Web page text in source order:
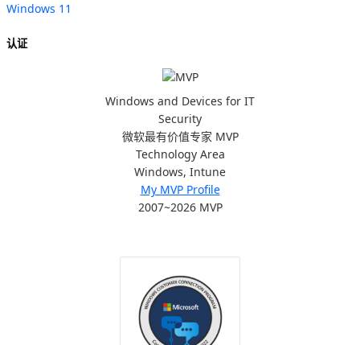
Windows 11
认证
Windows and Devices for IT
Security
微软最有价值专家 MVP
Technology Area
Windows, Intune
My MVP Profile
2007~2026 MVP